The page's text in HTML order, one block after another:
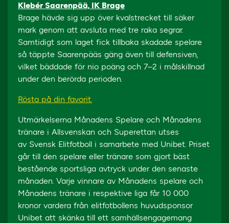
Klebér Saarenpää, IK Brage
Brage hävde sig upp över kvalstrecket till säker
mark genom att avsluta med tre raka segrar.
Samtidigt som laget fick tillbaka skadade spelare
så täppte Saarenpääs gäng även till defensiven,
vilket bäddade för nio poäng och 7–2 i målskillnad
under den berörda perioden.
Rösta på din favorit.
Utmärkelserna Månadens Spelare och Månadens
tränare i Allsvenskan och Superettan utses
av Svensk Elitfotboll i samarbete med Unibet. Priset
går till den spelare eller tränare som gjort bäst
bestående sportsliga avtryck under den senaste
månaden. Varje vinnare av Månadens spelare och
Månadens tränare i respektive liga får 10 000
kronor vardera från elitfotbollens huvudsponsor
Unibet att skänka till ett samhällsengagemang